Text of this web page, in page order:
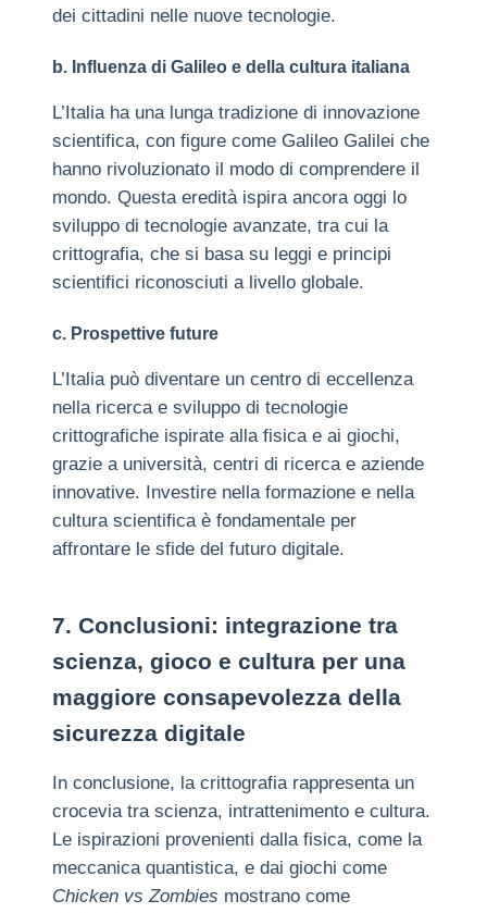
dei cittadini nelle nuove tecnologie.
b. Influenza di Galileo e della cultura italiana
L’Italia ha una lunga tradizione di innovazione
scientifica, con figure come Galileo Galilei che
hanno rivoluzionato il modo di comprendere il
mondo. Questa eredità ispira ancora oggi lo
sviluppo di tecnologie avanzate, tra cui la
crittografia, che si basa su leggi e principi
scientifici riconosciuti a livello globale.
c. Prospettive future
L’Italia può diventare un centro di eccellenza
nella ricerca e sviluppo di tecnologie
crittografiche ispirate alla fisica e ai giochi,
grazie a università, centri di ricerca e aziende
innovative. Investire nella formazione e nella
cultura scientifica è fondamentale per
affrontare le sfide del futuro digitale.
7. Conclusioni: integrazione tra
scienza, gioco e cultura per una
maggiore consapevolezza della
sicurezza digitale
In conclusione, la crittografia rappresenta un
crocevia tra scienza, intrattenimento e cultura.
Le ispirazioni provenienti dalla fisica, come la
meccanica quantistica, e dai giochi come
Chicken vs Zombies mostrano come